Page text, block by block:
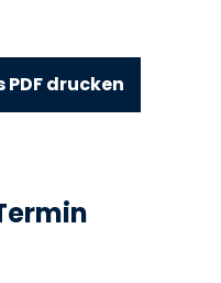
drucken